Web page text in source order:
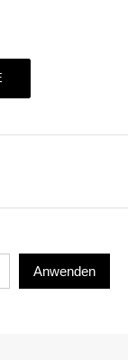
Anwenden